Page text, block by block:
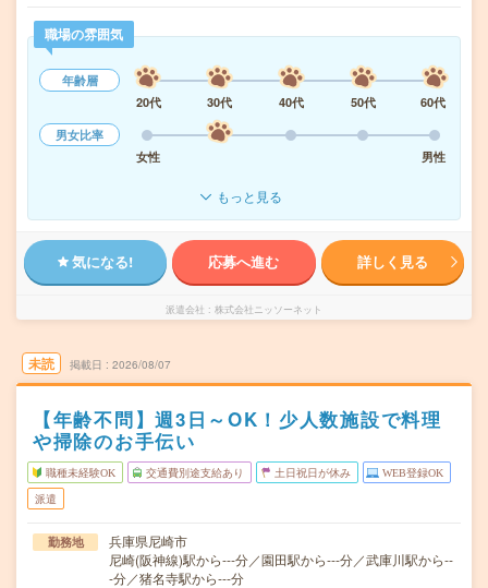
職場の雰囲気
年齢層
20代
30代 40代 50代
60代
男女比率
女性
男性
もっと見る
気になる! 応募へ進む 詳しく見る
派遣会社 株式会社ニッソーネット
未読 掲載日 2026/08/07
【年齢不問】週3日～OK！少人数施設で料理
や掃除のお手伝い
職種未経験OK 交通費別途支給あり 土日祝日が休み WEB登録OK
派遣
勤務地
兵庫県尼崎市
尼崎(阪神線)駅から---分／園田駅から---分／武庫川駅から--
-分／猪名寺駅から---分